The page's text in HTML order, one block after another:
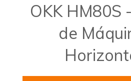
OKK HM80S
de